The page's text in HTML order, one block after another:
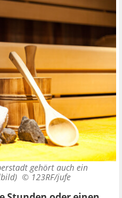
gehört auch ein
© 123RF/jufe